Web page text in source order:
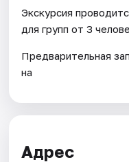
Экскурсия
для групп от 3
Предварительная
на
Адрес